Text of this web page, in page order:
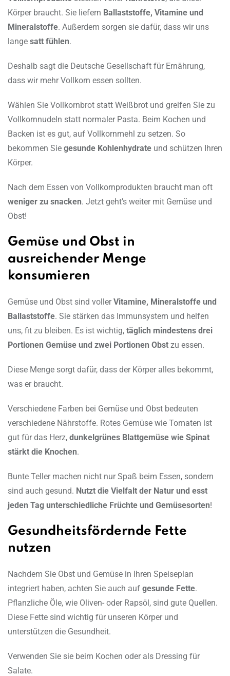
Körper braucht. Sie liefern Ballaststoffe, Vitamine und
Mineralstoffe. Außerdem sorgen sie dafür, dass wir uns
lange satt fühlen.
Deshalb sagt die Deutsche Gesellschaft für Ernährung,
dass wir mehr Vollkorn essen sollten.
Wählen Sie Vollkornbrot statt Weißbrot und greifen Sie zu
Vollkornnudeln statt normaler Pasta. Beim Kochen und
Backen ist es gut, auf Vollkornmehl zu setzen. So
bekommen Sie gesunde Kohlenhydrate und schützen Ihren
Körper.
Nach dem Essen von Vollkornprodukten braucht man oft
weniger zu snacken. Jetzt geht’s weiter mit Gemüse und
Obst!
Gemüse und Obst in
ausreichender Menge
konsumieren
Gemüse und Obst sind vollerVitamine, Mineralstoffe und
Ballaststoffe. Sie stärken das Immunsystem und helfen
uns, fit zu bleiben. Es ist wichtig, täglich mindestens drei
Portionen Gemüse und zwei Portionen Obst zu essen.
Diese Menge sorgt dafür, dass der Körper alles bekommt,
was er braucht.
Verschiedene Farben bei Gemüse und Obst bedeuten
verschiedene Nährstoffe. Rotes Gemüse wie Tomaten ist
gut für das Herz, dunkelgrünes Blattgemüse wie Spinat
stärkt die Knochen.
Bunte Teller machen nicht nur Spaß beim Essen, sondern
sind auch gesund. Nutzt die Vielfalt der Natur und esst
jeden Tag unterschiedliche Früchte und Gemüsesorten!
Gesundheitsfördernde Fette
nutzen
Nachdem Sie Obst und Gemüse in Ihren Speiseplan
integriert haben, achten Sie auch auf gesunde Fette.
Pflanzliche Öle, wie Oliven- oder Rapsöl, sind gute Quellen.
Diese Fette sind wichtig für unseren Körper und
unterstützen die Gesundheit.
Verwenden Sie sie beim Kochen oder als Dressing für
Salate.